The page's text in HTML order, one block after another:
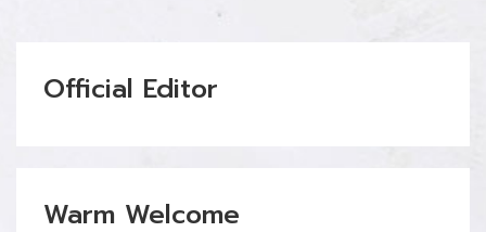
Official Editor
Warm Welcome